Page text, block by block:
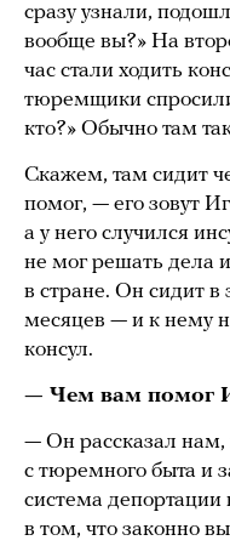
сразу узнали,
вообще вы?» На
час стали ходить
тюремщики
кто?» Обычно там
Скажем, там сидит
помог, — его зовут
а у него случился
не мог решать дела
в стране. Он сидит в
месяцев — и к нему
консул.
— Чем вам помог
— Он рассказал нам,
с тюремного быта и
система
в том, что законно